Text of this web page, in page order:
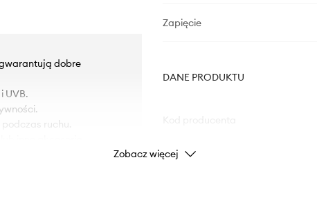
dobre
UVB.
ruchu.
Zapięcie
DANE PRODUKTU
Kolor
Zobacz więcej